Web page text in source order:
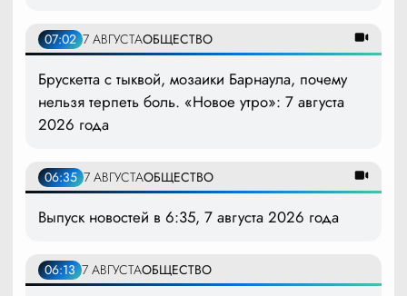
07:02 7 АВГУСТАОБЩЕСТВО
Брускетта с тыквой, мозаики Барнаула, почему
нельзя терпеть боль. «Новое утро»: 7 августа
2026 года
06:35 7 АВГУСТАОБЩЕСТВО
Выпуск новостей в 6:35, 7 августа 2026 года
06:13 7 АВГУСТАОБЩЕСТВО